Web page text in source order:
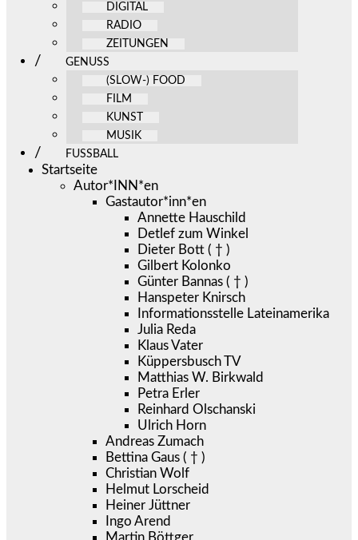
DIGITAL
RADIO
ZEITUNGEN
GENUSS
(SLOW-) FOOD
FILM
KUNST
MUSIK
FUSSBALL
Startseite
Autor*INN*en
Gastautor*inn*en
Annette Hauschild
Detlef zum Winkel
Dieter Bott ( † )
Gilbert Kolonko
Günter Bannas ( † )
Hanspeter Knirsch
Informationsstelle Lateinamerika
Julia Reda
Klaus Vater
Küppersbusch TV
Matthias W. Birkwald
Petra Erler
Reinhard Olschanski
Ulrich Horn
Andreas Zumach
Bettina Gaus ( † )
Christian Wolf
Helmut Lorscheid
Heiner Jüttner
Ingo Arend
Martin Böttger